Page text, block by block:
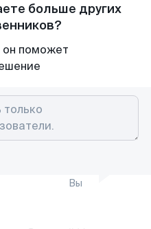
больше других
поможет
Вы